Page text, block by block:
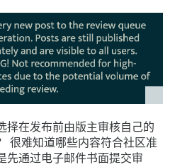
择在发布前由版主审核自己的
很难知道哪些内容符合社区准
先通过电子邮件书面提交审